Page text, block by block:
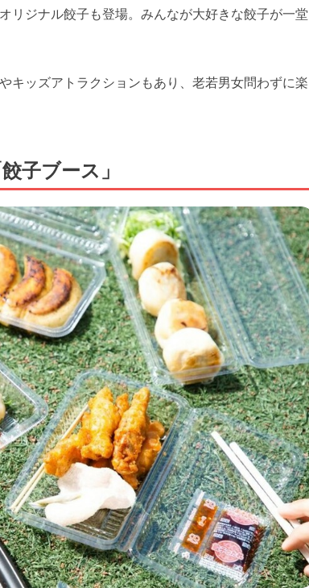
リジナル餃子も登場。みんなが大好きな餃子が一堂
キッズアトラクションもあり、老若男女問わずに楽
子ブース」